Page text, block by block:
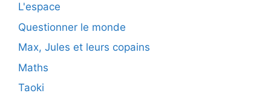
L'espace
Questionner le monde
Max, Jules et leurs copains
Maths
Taoki